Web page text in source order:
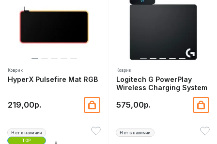
Коврик
HyperX Pulsefire Mat RGB
219,00р.
Коврик
Logitech G PowerPlay
Wireless Charging System
575,00р.
Нет в наличии
TOP
Нет в наличии